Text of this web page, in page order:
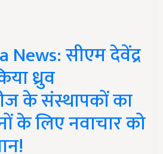
सीएम देवेंद्र
ध्रुव
के संस्थापकों का
के लिए नवाचार को